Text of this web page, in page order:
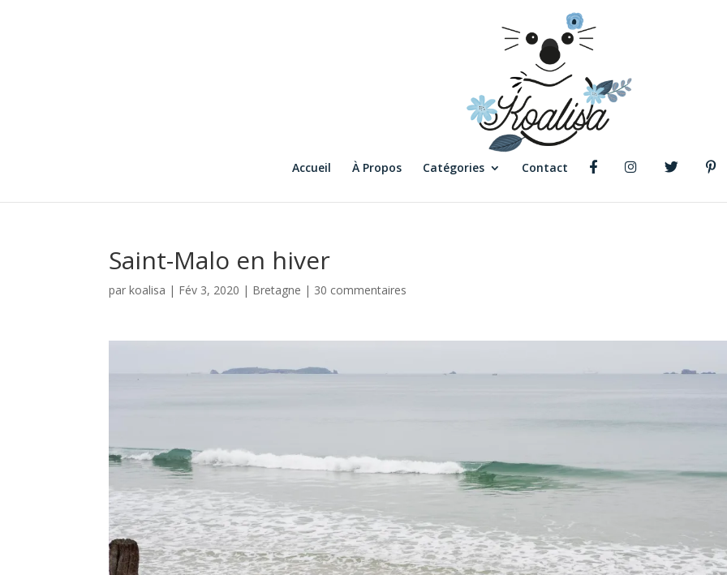
Accueil À Propos Catégories Contact
Saint-Malo en hiver
parkoalisa | Fév 3, 2020 | Bretagne | 30 commentaires